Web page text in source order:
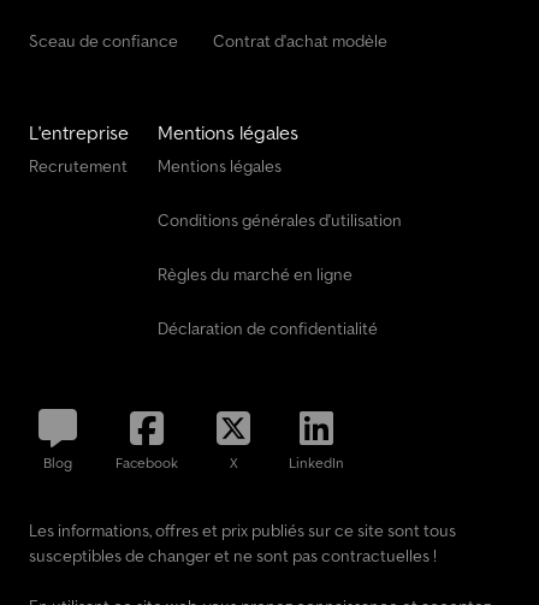
Sceau de confiance Contrat d'achat modèle
L'entreprise
Recrutement
Mentions légales
Mentions légales
Conditions générales d'utilisation
Règles du marché en ligne
Déclaration de confidentialité
Blog Facebook X LinkedIn
Les informations, offres et prix publiés sur ce site sont tous
susceptibles de changer et ne sont pas contractuelles !